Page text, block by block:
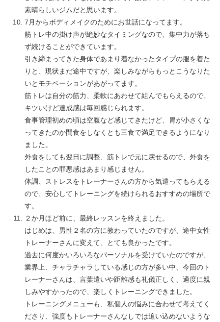
素晴らしいジムだと思います。
7月からボディメイクのためにお世話になってます。
筋トレ中の掛け声が絶妙なタイミングなので、集中力が落ち
ず続けることができています。
引き締まってきた身体であまり着なかったタイプの服を着た
りと、現状まだ途中ですが、楽しみながらもっとこうなりた
いとモチベーションがあがってます。
筋トレは自分の筋力、柔軟にあわせて組んでもらえるので、
キツいけど達成感は毎回感じられます。
食事管理初めの頃は空腹など感じてきたけど、胃が小さくな
ってきたのか間食をしなくとも三食で満足できるようになり
ました。
外食をしても翌日に調整、筋トレで元に戻せるので、外食を
したことの罪悪感はあまり感じません。
体調、ストレスをトレーナーさんの方から気遣ってもらえる
ので、安心してトレーニングを続けられるおすすめの場所で
す。
２か月ほど前に、最終レッスンを終えました。
はじめは、男性２名の方に教わっていたのですが、途中女性
トレーナーさんに変えて、とても良かったです。
過去に何度かいろいろなパーソナルを受けていたのですが、
業界上、チャラチャラしている感じの方が多い中、今回のト
レーナーさんは、言葉遣いや距離感も礼儀正しく、適度に親
しみやすかったので、楽しくトレーニングできました。
トレーニングメニューも、私個人の悩みに合わせて考えてく
ださり、強度もトレーナーさんなしでは追い込めないような